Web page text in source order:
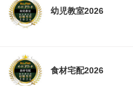
幼児教室2026
食材宅配2026